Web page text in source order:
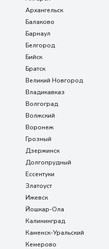
Архангельск
Балаково
Барнаул
Белгород
Бийск
Братск
Великий Новгород
Владикавказ
Волгоград
Волжский
Воронеж
Грозный
Дзержинск
Долгопрудный
Ессентуки
Златоуст
Ижевск
Йошкар-Ола
Калининград
Каменск-Уральский
Кемерово